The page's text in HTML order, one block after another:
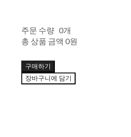
주문 수량 0개
총 상품 금액 0원
구매하기
장바구니에 담기